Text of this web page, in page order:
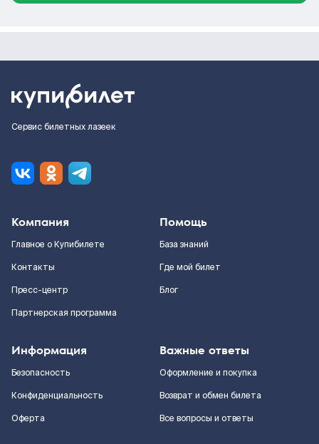
Сервис билетных лазеек
Компания
Главное о Купибилете
Контакты
Пресс-центр
Партнерская программа
Помощь
База знаний
Где мой билет
Блог
Информация
Безопасность
Конфиденциальность
Оферта
Важные ответы
Оформление и покупка
Возврат и обмен билета
Все вопросы и ответы